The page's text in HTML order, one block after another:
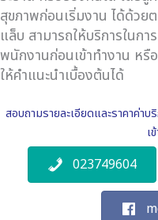
สุขภาพก่อนเริ่มงาน ได้ด้วย
แล็บ สามารถให้บริการในก
พนักงานก่อนเข้าทำงาน หรื
ให้คำแนะนำเบื้องต้นได้
สอบถามรายละเอียดและราคาค่า
เ
023749604